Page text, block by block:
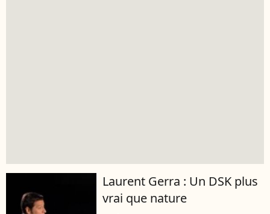
Laurent Gerra : Un DSK plus
vrai que nature